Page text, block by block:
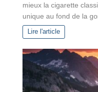
mieux la cigarette
unique au fond de la
Lire l'article